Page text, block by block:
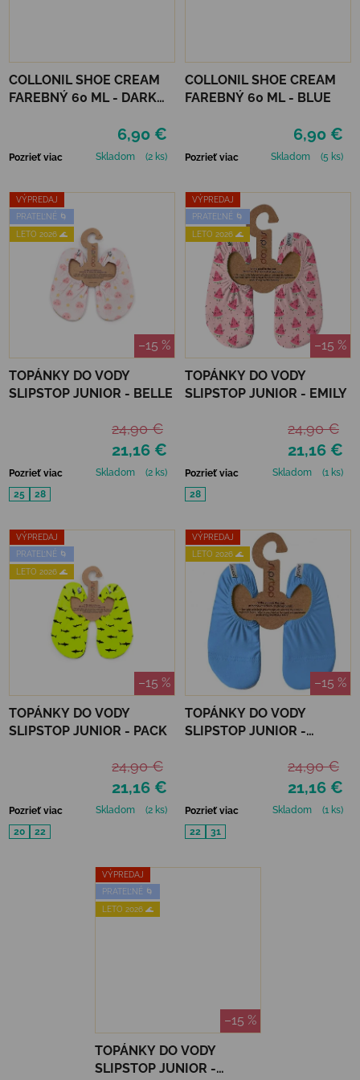
COLLONIL SHOE CREAM
FAREBNÝ 60 ML - DARK
6,90 €
Pozrieť viac Skladom (2 ks)
COLLONIL SHOE CREAM
FAREBNÝ 60 ML - BLUE
6,90 €
Pozrieť viac Skladom (5 ks)
VÝPREDAJ
PRATEĽNÉ 🌀
LETO 2026 🌊
–15 %
TOPÁNKY DO VODY
SLIPSTOP JUNIOR - BELLE
21,16 €
24,90 €
Pozrieť viac Skladom
(2 ks)
25
28
VÝPREDAJ
PRATEĽNÉ 🌀
LETO 2026 🌊
–15 %
TOPÁNKY DO VODY
SLIPSTOP JUNIOR - EMILY
21,16 €
24,90 €
Pozrieť viac Skladom
(1 ks)
28
VÝPREDAJ
PRATEĽNÉ 🌀
LETO 2026 🌊
–15 %
TOPÁNKY DO VODY
SLIPSTOP JUNIOR - PACK
21,16 €
24,90 €
Pozrieť viac Skladom
(2 ks)
20
22
VÝPREDAJ
LETO 2026 🌊
–15 %
TOPÁNKY DO VODY
SLIPSTOP JUNIOR -
21,16 €
24,90 €
Pozrieť viac Skladom
(1 ks)
22
31
VÝPREDAJ
PRATEĽNÉ 🌀
LETO 2026 🌊
–15 %
TOPÁNKY DO VODY
SLIPSTOP JUNIOR -